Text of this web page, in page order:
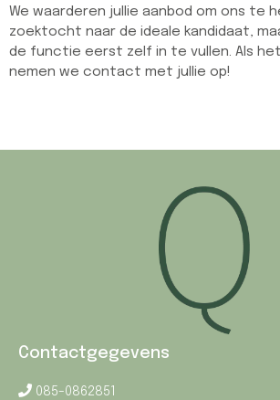
We waarderen jullie aanbod om ons te
zoektocht naar de ideale kandidaat,
de functie eerst zelf in te vullen. Als
nemen we contact met jullie op!
Contactgegevens
085-0862851